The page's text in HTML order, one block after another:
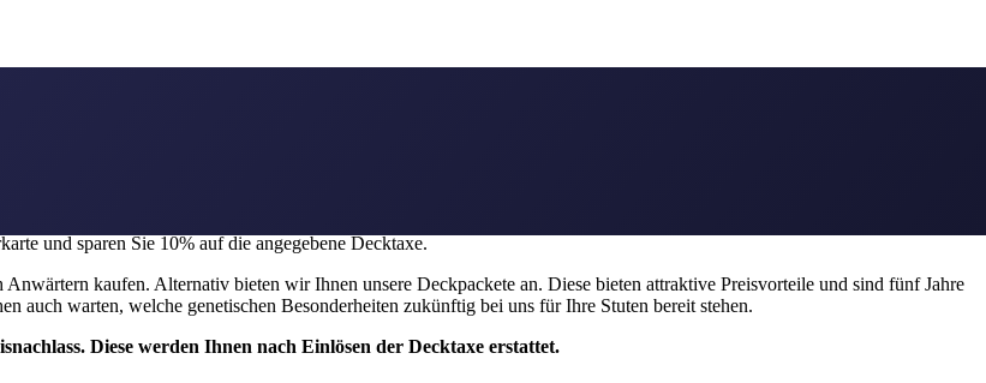
Wenn Sie bis zum 31. März des laufenden Jahres die anstehenden Decksprünge kaufen und reservieren, erhalten Sie einen
und sparen Sie 10% auf die angegebene Decktaxe.
kaufen. Alternativ bieten wir Ihnen unsere Deckpackete an. Diese bieten attraktive Preisvorteile und sind fünf Jahre
auch warten, welche genetischen Besonderheiten zukünftig bei uns für Ihre Stuten bereit stehen.
Diese werden Ihnen nach Einlösen der Decktaxe erstattet.